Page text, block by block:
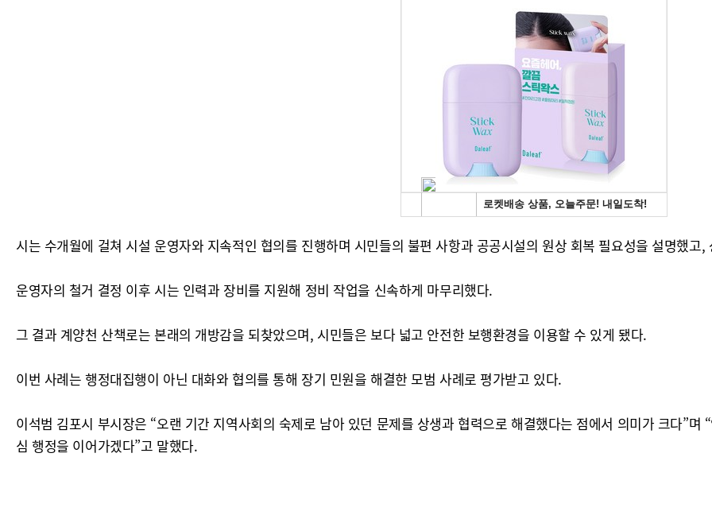
시는 수개월에 걸쳐 시설 운영자와 지속적인 협의를 진행하며 시민들의 불편 사항과 공공시설의 원상 회복 필요성을 설명했고
운영자의 철거 결정 이후 시는 인력과 장비를 지원해 정비 작업을 신속하게 마무리했다.
그 결과 계양천 산책로는 본래의 개방감을 되찾았으며, 시민들은 보다 넓고 안전한 보행환경을 이용할 수 있게 됐다.
이번 사례는 행정대집행이 아닌 대화와 협의를 통해 장기 민원을 해결한 모범 사례로 평가받고 있다.
이석범 김포시 부시장은 “오랜 기간 지역사회의 숙제로 남아 있던 문제를 상생과 협력으로 해결했다는 점에서 의미가 크다”
심 행정을 이어가겠다”고 말했다.